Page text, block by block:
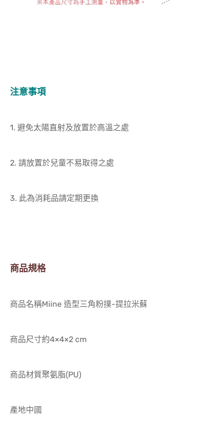
注意事項
1. 避免太陽直射及放置於高溫之處
2. 請放置於兒童不易取得之處
3. 此為消耗品請定期更換
商品規格
商品名稱Miine 造型三角粉撲-提拉米蘇
商品尺寸約4×4×2 cm
商品材質聚氨脂(PU)
產地中國